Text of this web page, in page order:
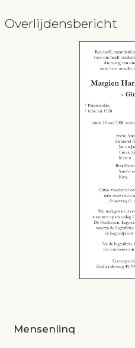
Overlijdensbericht
Mensenlinq